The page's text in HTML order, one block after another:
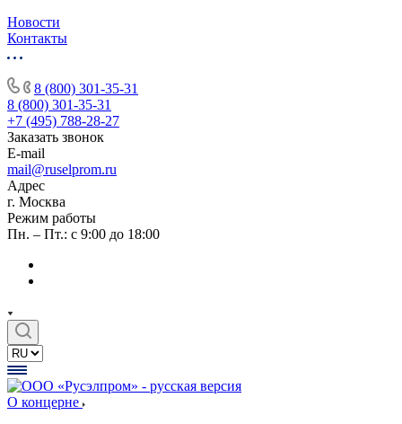
Новости
Контакты
8 (800) 301-35-31
8 (800) 301-35-31
+7 (495) 788-28-27
Заказать звонок
E-mail
mail@ruselprom.ru
Адрес
г. Москва
Режим работы
Пн. – Пт.: с 9:00 до 18:00
О концерне